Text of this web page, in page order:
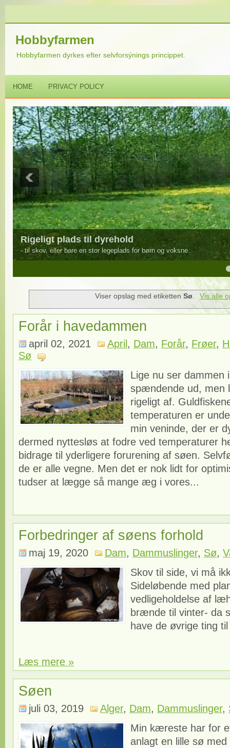
Hobbyfarmen
Hobbyfarmen dyrkes efter selvforsýnings princippet.
HOME PRIVACY POLICY
Rigeligt plads til dyrehold
- til skov, eller bare en stor legeplads for børn og voksne.
Viser opslag med etikettenSø. Vis alle
Forår i havedammen
april 02, 2021 April, Dam, Forår, Frøer,
Sø
Lige nu ser dammen
spændende ud, men
rigeligt af.
temperaturen er
min veninde, der er
dermed nyttesløs at fodre ved temperaturer
bidrage til yderligere forurening af søen.
de er alle vegne. Men det er nok lidt for
tudser at lægge så mange æg i vores...
Forbedringer af søens forhold
maj 19, 2020 Dam, Dammuslinger, Sø,
Skov til side, vi må
Sideløbende med
vedligeholdelse af
brænde til vinter- da
have de øvrige ting
Læs mere »
Søen
juli 03, 2019 Alger, Dam, Dammuslinger,
Min kæreste har for
anlagt en lille sø